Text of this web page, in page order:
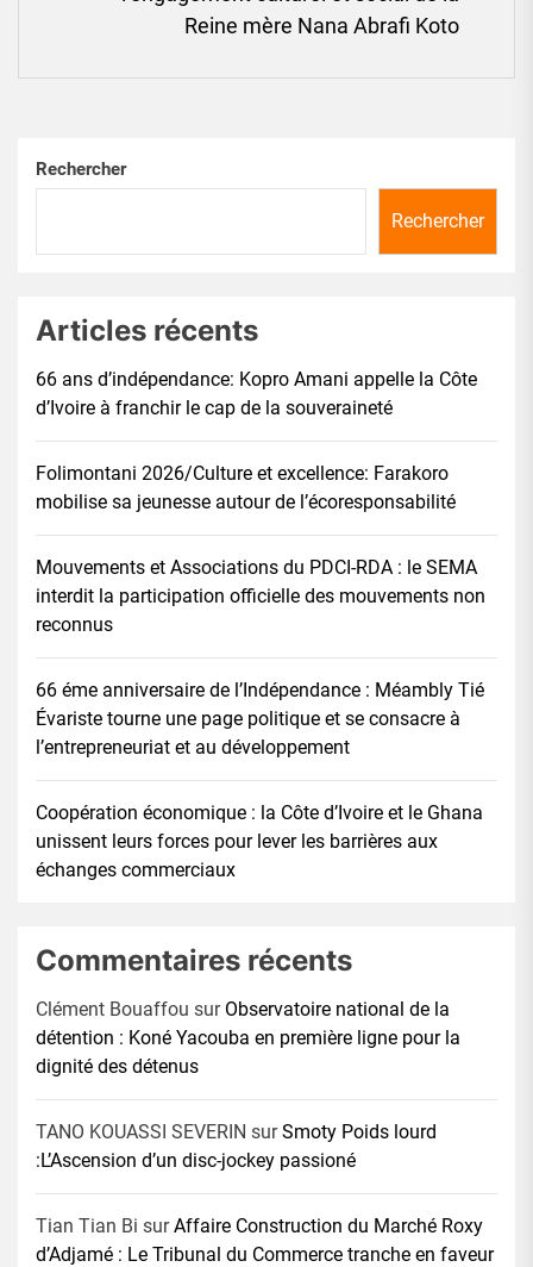
Reine mère Nana Abrafi Koto
Rechercher
Rechercher
Articles récents
66 ans d’indépendance: Kopro Amani appelle la Côte
d’Ivoire à franchir le cap de la souveraineté
Folimontani 2026/Culture et excellence: Farakoro
mobilise sa jeunesse autour de l’écoresponsabilité
Mouvements et Associations du PDCI-RDA : le SEMA
interdit la participation officielle des mouvements non
reconnus
66 éme anniversaire de l’Indépendance : Méambly Tié
Évariste tourne une page politique et se consacre à
l’entrepreneuriat et au développement
Coopération économique : la Côte d’Ivoire et le Ghana
unissent leurs forces pour lever les barrières aux
échanges commerciaux
Commentaires récents
Clément Bouaffou sur Observatoire national de la
détention : Koné Yacouba en première ligne pour la
dignité des détenus
TANO KOUASSI SEVERIN surSmoty Poids lourd
:L’Ascension d’un disc-jockey passioné
Tian Tian Bi surAffaire Construction du Marché Roxy
d’Adjamé : Le Tribunal du Commerce tranche en faveur